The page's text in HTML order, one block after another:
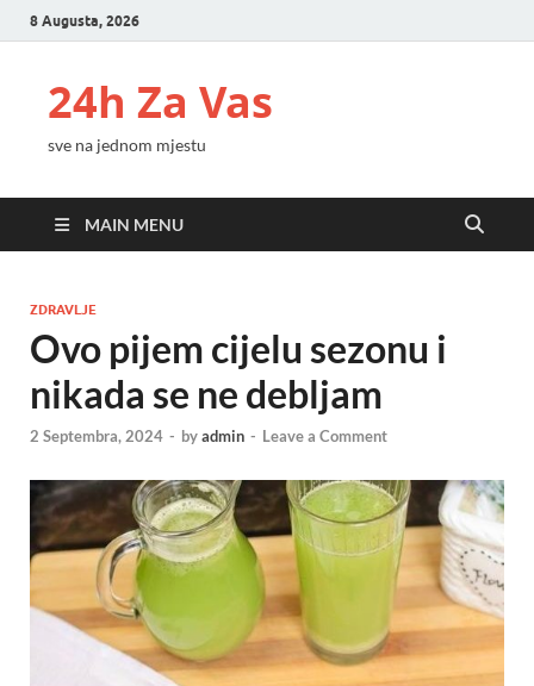
8 Augusta, 2026
24h Za Vas
sve na jednom mjestu
MAIN MENU
ZDRAVLJE
Ovo pijem cijelu sezonu i
nikada se ne debljam
2 Septembra, 2024 - byadmin - Leave a Comment